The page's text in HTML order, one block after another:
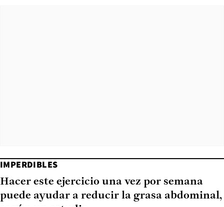
IMPERDIBLES
Hacer este ejercicio una vez por semana
puede ayudar a reducir la grasa abdominal,